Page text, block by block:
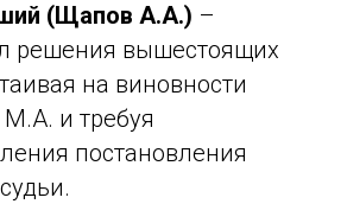
(Щапов А.А.) –
решения вышестоящих
на виновности
и требуя
постановления